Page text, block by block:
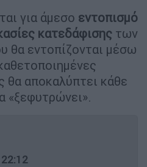
για άμεσο εντοπισμό
κατεδάφισης των
θα εντοπίζονται μέσω
θα αποκαλύπτει κάθε
«ξεφυτρώνει».